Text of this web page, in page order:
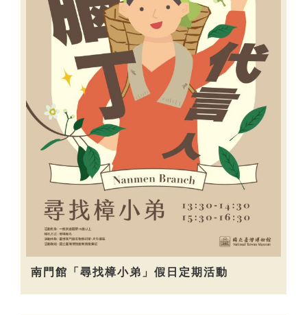
南門館「尋找樟小弟」假日定期活動